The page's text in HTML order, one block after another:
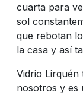
cuarta para
sol
que rebotan
la casa y así
Vidrio Lirquén
nosotros y es